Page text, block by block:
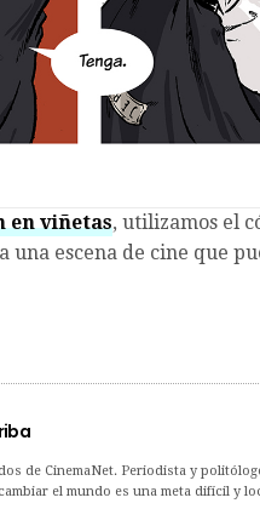
en viñetas, utilizamos el
una escena de cine que
de CinemaNet. Periodista y
el mundo es una meta difícil y